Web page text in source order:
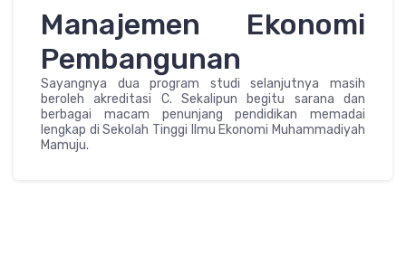
Manajemen Ekonomi
Pembangunan
Sayangnya dua program studi selanjutnya masih
beroleh akreditasi C. Sekalipun begitu sarana dan
berbagai macam penunjang pendidikan memadai
lengkap di Sekolah Tinggi Ilmu Ekonomi Muhammadiyah
Mamuju.